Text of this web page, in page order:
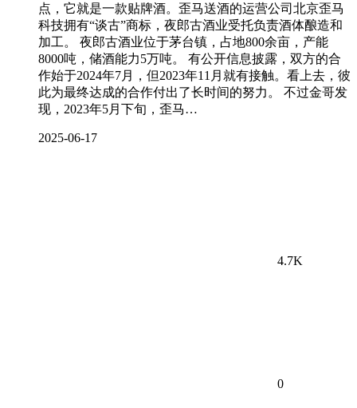
点，它就是一款贴牌酒。歪马送酒的运营公司北京歪马
科技拥有“谈古”商标，夜郎古酒业受托负责酒体酿造和
加工。 夜郎古酒业位于茅台镇，占地800余亩，产能
8000吨，储酒能力5万吨。 有公开信息披露，双方的合
作始于2024年7月，但2023年11月就有接触。看上去，彼
此为最终达成的合作付出了长时间的努力。 不过金哥发
现，2023年5月下旬，歪马…
2025-06-17
4.7K
0